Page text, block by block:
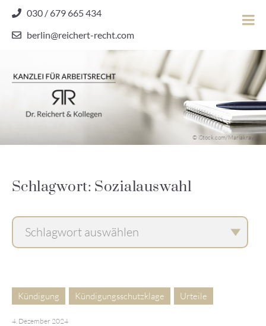
content
030 / 679 665 434
berlin@reichert-recht.com
Dr.
Reichert
Arbeitsrecht
© iStock.com/Mariakray
Schlagwort: Sozialauswahl
Kündigung Kündigungsschutzklage Urteile
4. Dezember 2024